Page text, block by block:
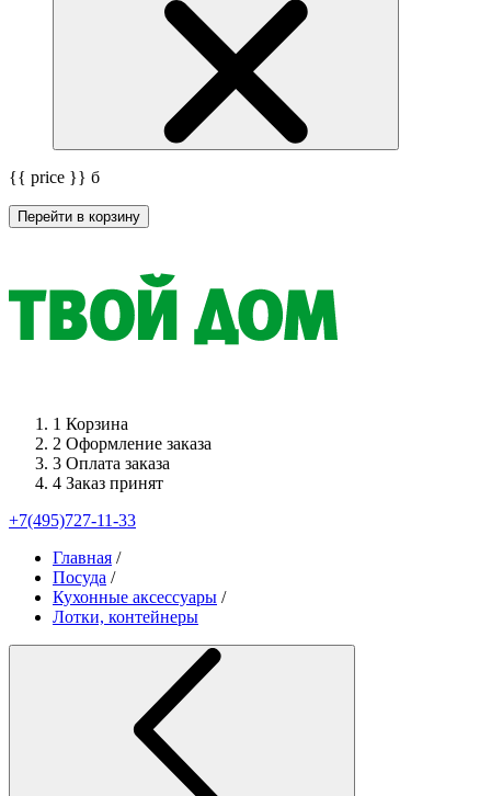
{{ price }} б
Перейти в корзину
1 Корзина
2 Оформление заказа
3 Оплата заказа
4 Заказ принят
+7(495)727-11-33
Главная /
Посуда /
Кухонные аксессуары /
Лотки, контейнеры